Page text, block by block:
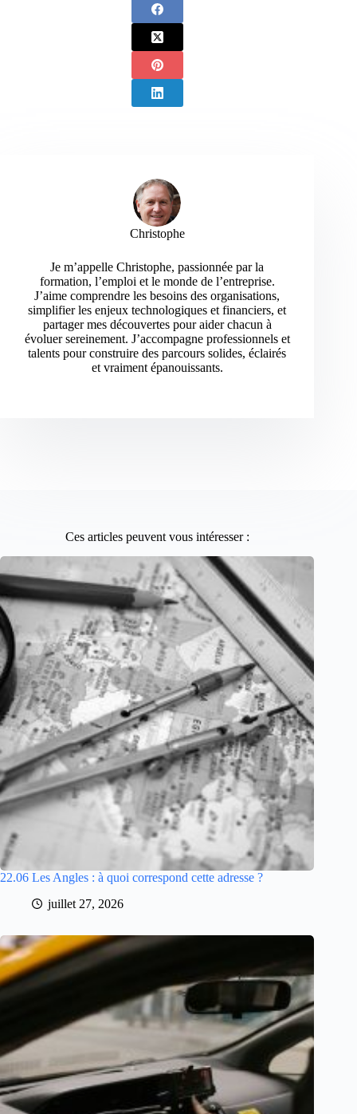
Christophe
Je m’appelle Christophe, passionnée par la
formation, l’emploi et le monde de l’entreprise.
J’aime comprendre les besoins des organisations,
simplifier les enjeux technologiques et financiers, et
partager mes découvertes pour aider chacun à
évoluer sereinement. J’accompagne professionnels et
talents pour construire des parcours solides, éclairés
et vraiment épanouissants.
Ces articles peuvent vous intéresser :
22.06 Les Angles : à quoi correspond cette adresse ?
juillet 27, 2026